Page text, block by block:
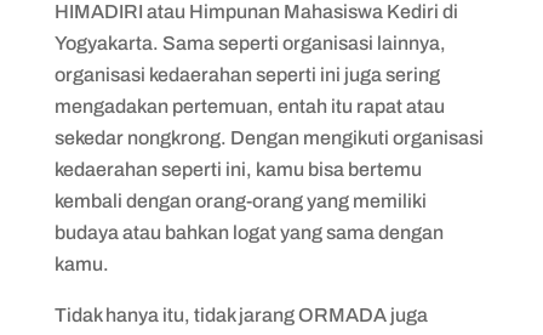
HIMADIRI atau Himpunan Mahasiswa Kediri di
Yogyakarta. Sama seperti organisasi lainnya,
organisasi kedaerahan seperti ini juga sering
mengadakan pertemuan, entah itu rapat atau
sekedar nongkrong. Dengan mengikuti organisasi
kedaerahan seperti ini, kamu bisa bertemu
kembali dengan orang-orang yang memiliki
budaya atau bahkan logat yang sama dengan
kamu.
Tidak hanya itu, tidak jarang ORMADA juga